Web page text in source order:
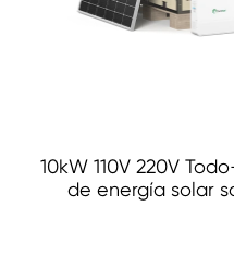
10kW 110V 220V
de energía solar